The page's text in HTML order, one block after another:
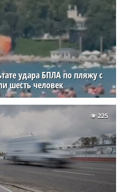
удара БПЛА по пляжу с
шесть человек
225